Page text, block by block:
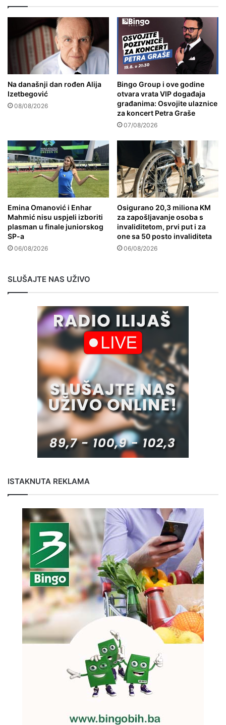
Na današnji dan rođen Alija
Izetbegović
08/08/2026
Bingo Group i ove godine
otvara vrata VIP događaja
građanima: Osvojite ulaznice
za koncert Petra Graše
07/08/2026
Emina Omanović i Enhar
Mahmić nisu uspjeli izboriti
plasman u finale juniorskog
SP-a
06/08/2026
Osigurano 20,3 miliona KM
za zapošljavanje osoba s
invaliditetom, prvi put i za
one sa 50 posto invaliditeta
06/08/2026
SLUŠAJTE NAS UŽIVO
ISTAKNUTA REKLAMA